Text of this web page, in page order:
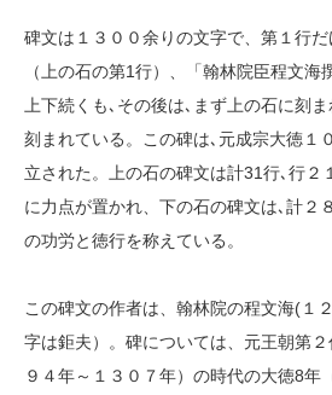
碑文は１３００余りの文字で、第１行だ
（上の石の第1行）、「翰林院臣程文海
上下続くも､その後は､まず上の石に刻
刻まれている。この碑は､元成宗大徳１
立された。上の石の碑文は計31行､行２
に力点が置かれ、下の石の碑文は､計２
の功労と徳行を称えている。
この碑文の作者は、翰林院の程文海(１
字は鉅夫）。碑については、元王朝第
９４年～１３０７年）の時代の大徳8年